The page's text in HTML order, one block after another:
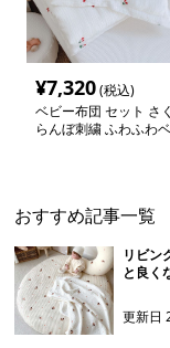
¥7,320(税込)
ベビー布団 セット さく
らんぼ刺繍 ふわふわベ
おすすめ記事一覧
リビン
と良く
更新日